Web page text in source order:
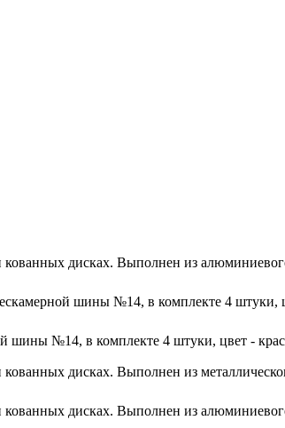
дисках. Выполнен из
шины №14, в комплекте 4 штуки,
шины №14, в комплекте 4 штуки, цвет -
дисках. Выполнен из
дисках. Выполнен из